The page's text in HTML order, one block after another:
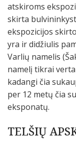
atskiroms
skirta
ekspozicijos
yra ir didžiulis
Varlių namelis
namelį tikrai
kadangi čia
per 12 metų čia
eksponatų.
TELŠIŲ